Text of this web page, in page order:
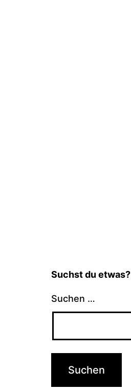
Suchst du etwas?
Suchen …